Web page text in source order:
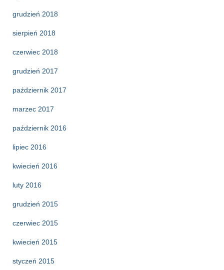
grudzień 2018
sierpień 2018
czerwiec 2018
grudzień 2017
październik 2017
marzec 2017
październik 2016
lipiec 2016
kwiecień 2016
luty 2016
grudzień 2015
czerwiec 2015
kwiecień 2015
styczeń 2015